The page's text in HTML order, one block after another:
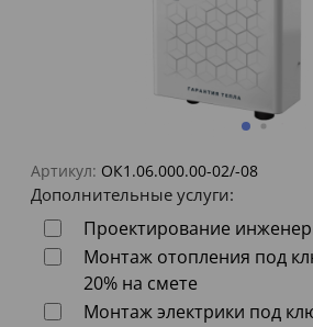
Артикул: ОК1.06.000.00-02/-08
Дополнительные услуги:
Проектирование
Монтаж отопления под
20% на смете
Монтаж электрики под